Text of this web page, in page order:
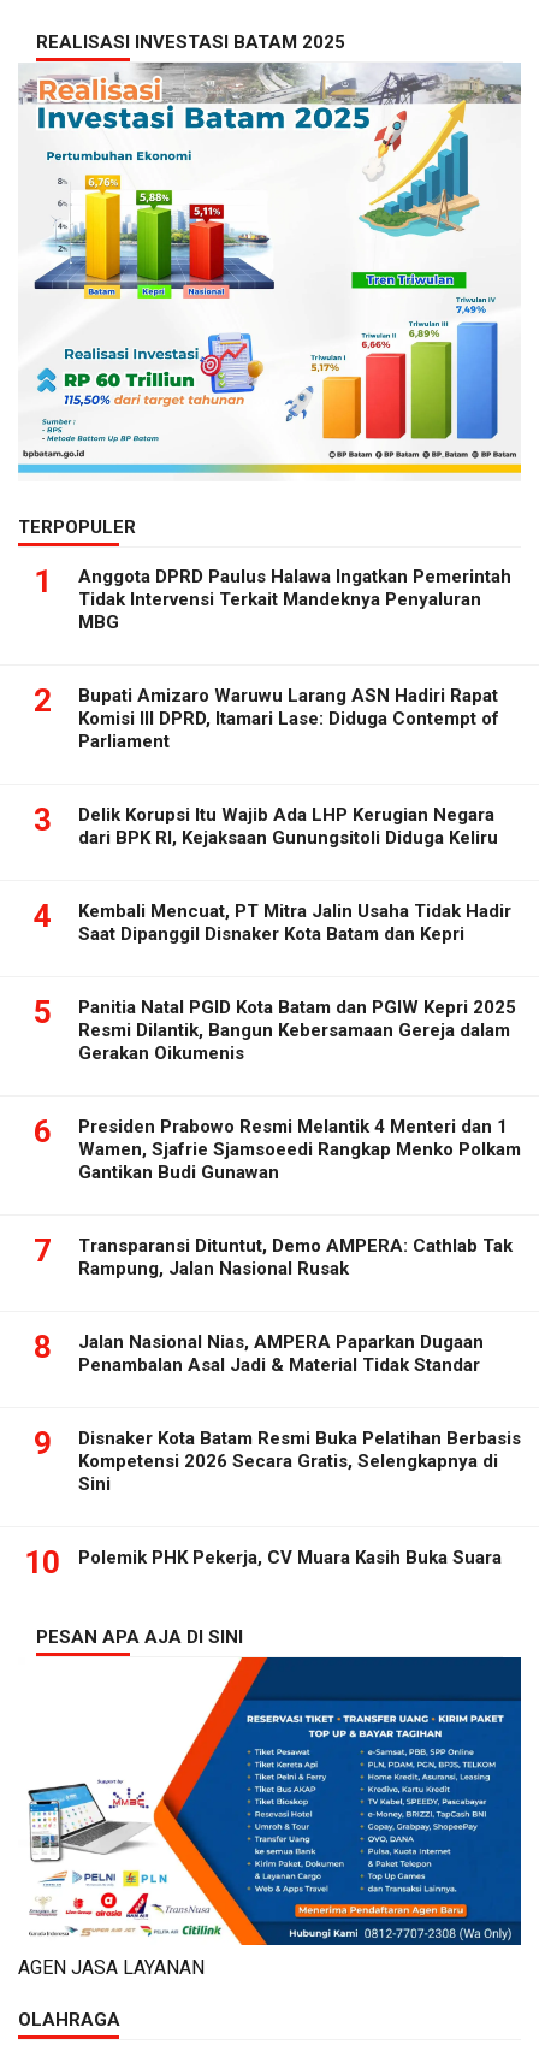
REALISASI INVESTASI BATAM 2025
TERPOPULER
1
Anggota DPRD Paulus Halawa Ingatkan Pemerintah
Tidak Intervensi Terkait Mandeknya Penyaluran
MBG
2
Bupati Amizaro Waruwu Larang ASN Hadiri Rapat
Komisi III DPRD, Itamari Lase: Diduga Contempt of
Parliament
3
Delik Korupsi Itu Wajib Ada LHP Kerugian Negara
dari BPK RI, Kejaksaan Gunungsitoli Diduga Keliru
4
Kembali Mencuat, PT Mitra Jalin Usaha Tidak Hadir
Saat Dipanggil Disnaker Kota Batam dan Kepri
5
Panitia Natal PGID Kota Batam dan PGIW Kepri 2025
Resmi Dilantik, Bangun Kebersamaan Gereja dalam
Gerakan Oikumenis
6
Presiden Prabowo Resmi Melantik 4 Menteri dan 1
Wamen, Sjafrie Sjamsoeedi Rangkap Menko Polkam
Gantikan Budi Gunawan
7
Transparansi Dituntut, Demo AMPERA: Cathlab Tak
Rampung, Jalan Nasional Rusak
8
Jalan Nasional Nias, AMPERA Paparkan Dugaan
Penambalan Asal Jadi & Material Tidak Standar
9
Disnaker Kota Batam Resmi Buka Pelatihan Berbasis
Kompetensi 2026 Secara Gratis, Selengkapnya di
Sini
10 Polemik PHK Pekerja, CV Muara Kasih Buka Suara
PESAN APA AJA DI SINI
AGEN JASA LAYANAN
OLAHRAGA